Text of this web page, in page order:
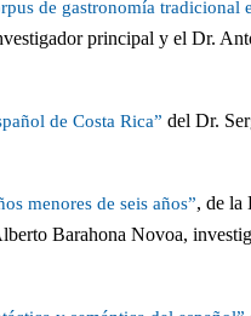
de gastronomía tradicional
principal y el Dr.
de Costa Rica” del Dr.
menores de seis años”, de la
Barahona Novoa,